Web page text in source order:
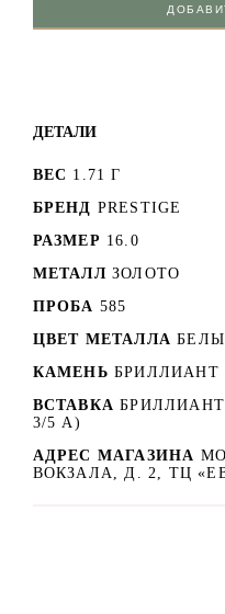
ДЕТАЛИ
ВЕС 1.71 Г
БРЕНД PRESTIGE
РАЗМЕР 16.0
МЕТАЛЛ ЗОЛОТО
ПРОБА 585
ЦВЕТ МЕТАЛЛА
КАМЕНЬ БРИЛЛИАНТ
ВСТАВКА БРИЛЛИАНТ
3/5 А)
АДРЕС МАГАЗИНА
ВОКЗАЛА, Д. 2, ТЦ